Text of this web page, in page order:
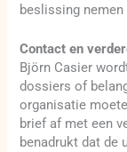
beslissing
Contact en
Björn Casier
dossiers of
organisatie
brief af met een
benadrukt dat